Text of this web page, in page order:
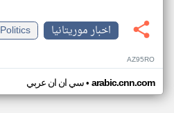
اخبار موريتانيا
Politics
AZ95RO
سي ان ان عربي• arabic.cnn.com